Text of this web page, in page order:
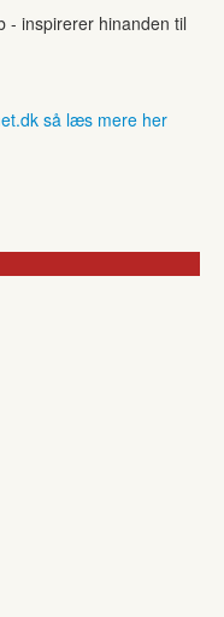
- inspirerer hinanden til
så læs mere her